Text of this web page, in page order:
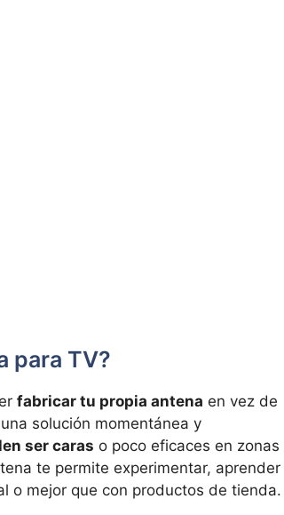
para TV?
fabricar tu propia antena en vez de
solución momentánea y
ser caras o poco eficaces en zonas
te permite experimentar, aprender
o mejor que con productos de tienda.